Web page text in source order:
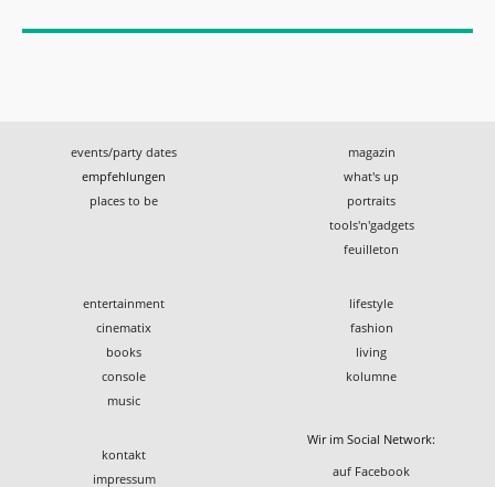
events/party dates
empfehlungen
places to be
magazin
what's up
portraits
tools'n'gadgets
feuilleton
entertainment
cinematix
books
console
music
lifestyle
fashion
living
kolumne
kontakt
impressum
Wir im Social Network:
auf Facebook